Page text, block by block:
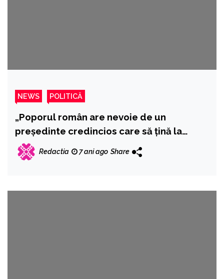
NEWS POLITICĂ
„Poporul român are nevoie de un
președinte credincios care să țină la
istoria și la valorile neamului său”
Redactia 7 ani ago Share